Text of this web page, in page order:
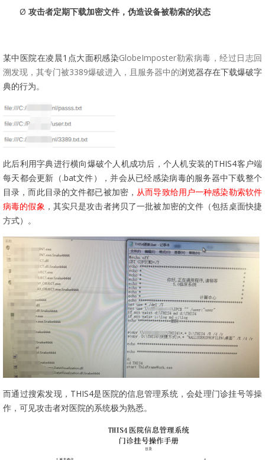
Ø 攻击者定期下载加密文件，伪造设备被勒索的状态
某中医院在凌晨1点大面积感染GlobeImposter勒索病毒，经过日志回
溯发现，其专门被3389爆破进入，且服务器中的浏览器存在下载爆破字
典的行为。
此后利用字典进行横向爆破个人机成功后，个人机安装的THIS4客户端
每天都会更新（.bat文件），并会从已经感染病毒的服务器中下载整个
目录，而此目录的文件都已被加密， 从而导致给用户一种感染勒索软件
病毒的假象 ，其实只是攻击者拷贝了一批被加密的文件（包括桌面快捷
方式）。
而通过搜索发现，THIS4是医院的信息管理系统，会处理门诊挂号等操
作，可见攻击者对医院的系统极为熟悉。